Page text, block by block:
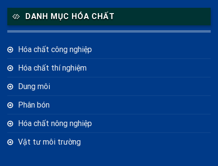
DANH MỤC HÓA CHẤT
Hóa chất công nghiệp
Hóa chất thí nghiệm
Dung môi
Phân bón
Hóa chất nông nghiệp
Vật tư môi trường